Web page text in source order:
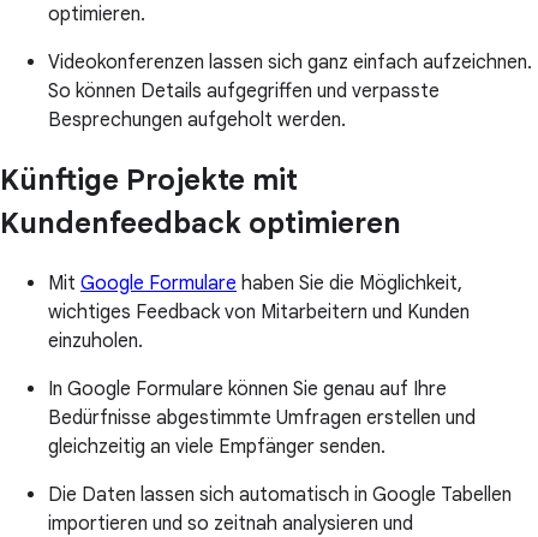
optimieren.
Videokonferenzen lassen sich ganz einfach aufzeichnen.
So können Details aufgegriffen und verpasste
Besprechungen aufgeholt werden.
Künftige Projekte mit
Kundenfeedback optimieren
Mit Google Formulare haben Sie die Möglichkeit,
wichtiges Feedback von Mitarbeitern und Kunden
einzuholen.
In Google Formulare können Sie genau auf Ihre
Bedürfnisse abgestimmte Umfragen erstellen und
gleichzeitig an viele Empfänger senden.
Die Daten lassen sich automatisch in Google Tabellen
importieren und so zeitnah analysieren und